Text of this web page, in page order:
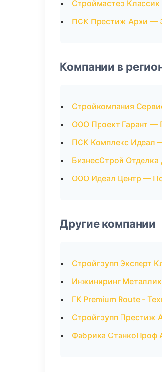
Строймастер
ПСК Престиж Архи —
Компании в
Стройкомпания
ООО Проект Гарант —
ПСК Комплекс Идеал
БизнесСтрой
ООО Идеал Центр —
Другие компании
Стройгрупп Эксперт
Инжиниринг
ГК Premium Route -
Стройгрупп Престиж
Фабрика СтанкоПроф